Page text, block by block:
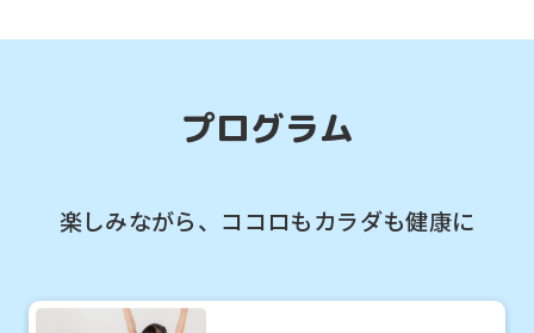
プログラム
楽しみながら、ココロもカラダも健康に
official
is
translated